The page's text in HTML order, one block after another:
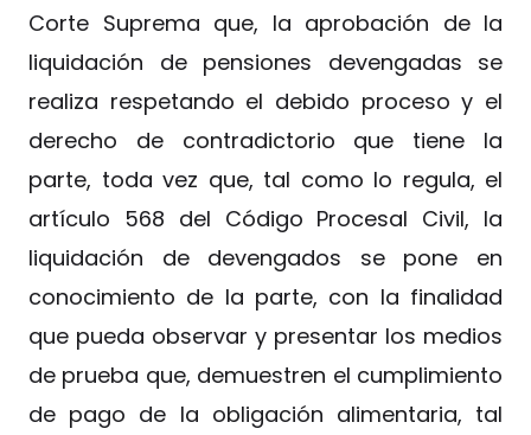
Corte Suprema que, la aprobación de la
liquidación de pensiones devengadas se
realiza respetando el debido proceso y el
derecho de contradictorio que tiene la
parte, toda vez que, tal como lo regula, el
artículo 568 del Código Procesal Civil, la
liquidación de devengados se pone en
conocimiento de la parte, con la finalidad
que pueda observar y presentar los medios
de prueba que, demuestren el cumplimiento
de pago de la obligación alimentaria, tal